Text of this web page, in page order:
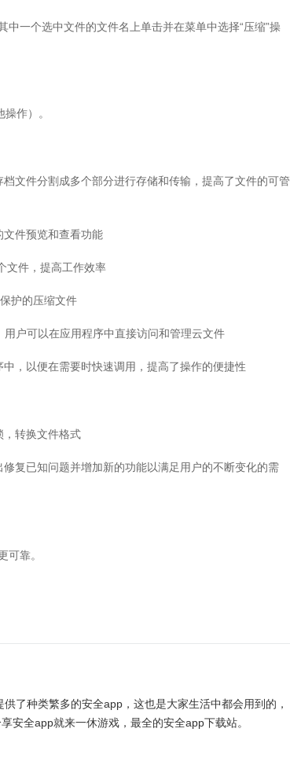
一个选中文件的文件名上单击并在菜单中选择“压缩”操
作）。
文件分割成多个部分进行存储和传输，提高了文件的可管
件预览和查看功能
文件，提高工作效率
护的压缩文件
户可以在应用程序中直接访问和管理云文件
，以便在需要时快速调用，提高了操作的便捷性
，转换文件格式
复已知问题并增加新的功能以满足用户的不断变化的需
可靠。
供了种类繁多的安全app，这也是大家生活中都会用到的，
安全app就来一休游戏，最全的安全app下载站。